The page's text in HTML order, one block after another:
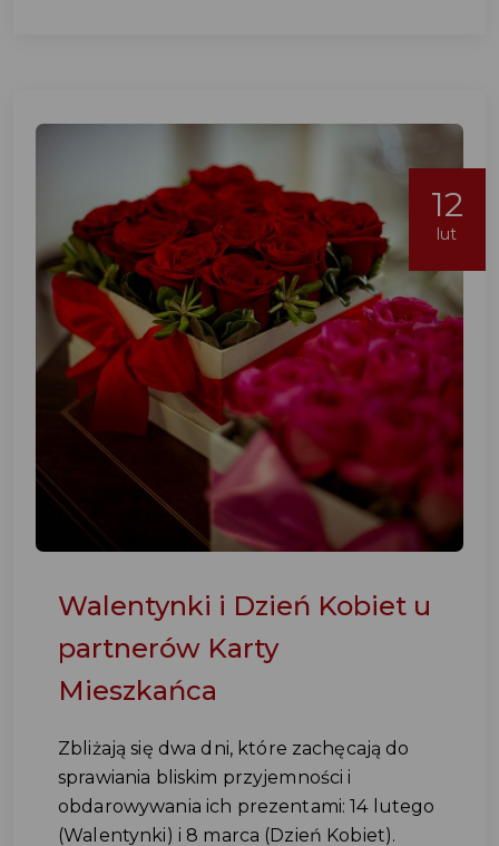
12
lut
Walentynki i Dzień Kobiet u
partnerów Karty
Mieszkańca
Zbliżają się dwa dni, które zachęcają do
sprawiania bliskim przyjemności i
obdarowywania ich prezentami: 14 lutego
(Walentynki) i 8 marca (Dzień Kobiet).